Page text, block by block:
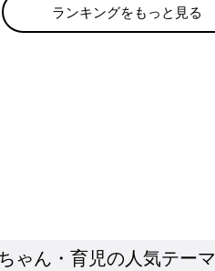
ランキングをもっと見る
ゃん・育児の人気テーマ